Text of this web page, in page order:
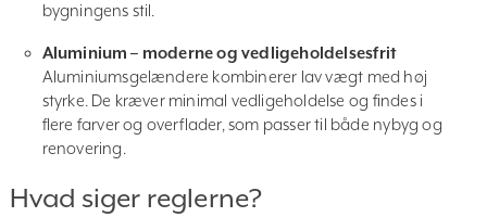
bygningens stil.
Aluminium – moderne og vedligeholdelsesfrit
Aluminiumsgelændere kombinerer lav vægt med høj
styrke. De kræver minimal vedligeholdelse og findes i
flere farver og overflader, som passer til både nybyg og
renovering.
Hvad siger reglerne?